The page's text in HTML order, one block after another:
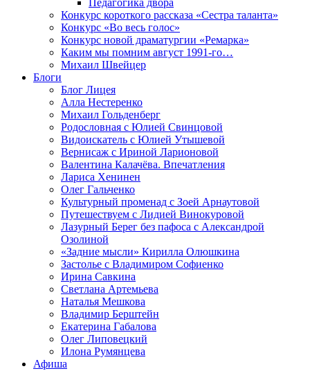
Педагогика двора
Конкурс короткого рассказа «Сестра таланта»
Конкурс «Во весь голос»
Конкурс новой драматургии «Ремарка»
Каким мы помним август 1991-го…
Михаил Швейцер
Блоги
Блог Лицея
Алла Нестеренко
Михаил Гольденберг
Родословная с Юлией Свинцовой
Видоискатель с Юлией Утышевой
Вернисаж с Ириной Ларионовой
Валентина Калачёва. Впечатления
Лариса Хенинен
Олег Гальченко
Культурный променад с Зоей Арнаутовой
Путешествуем с Лидией Винокуровой
Лазурный Берег без пафоса с Александрой
Озолиной
«Задние мысли» Кирилла Олюшкина
Застолье с Владимиром Софиенко
Ирина Савкина
Светлана Артемьева
Наталья Мешкова
Владимир Берштейн
Екатерина Габалова
Олег Липовецкий
Илона Румянцева
Афиша